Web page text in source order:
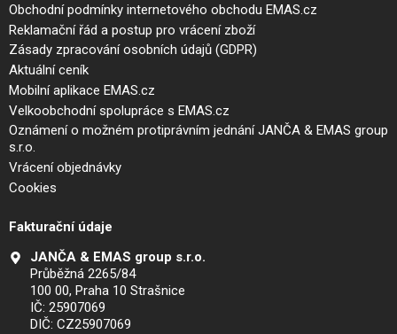
Obchodní podmínky internetového obchodu EMAS.cz
Reklamační řád a postup pro vrácení zboží
Zásady zpracování osobních údajů (GDPR)
Aktuální ceník
Mobilní aplikace EMAS.cz
Velkoobchodní spolupráce s EMAS.cz
Oznámení o možném protiprávním jednání JANČA & EMAS group
s.r.o.
Vrácení objednávky
Cookies
Fakturační údaje
JANČA & EMAS group s.r.o.
Průběžná 2265/84
100 00, Praha 10 Strašnice
IČ: 25907069
DIČ: CZ25907069